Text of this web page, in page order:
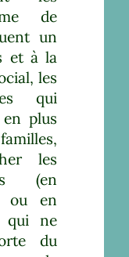
de
un
et à la
les
qui
plus
les
(en
ou en
qui ne
du